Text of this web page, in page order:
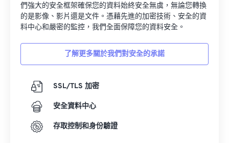
們強大的安全框架確保您的資料始終安全無虞，無論您轉換
的是影像、影片還是文件。憑藉先進的加密技術、安全的資
料中心和嚴密的監控，我們全面保障您的資料安全。
了解更多關於我們對安全的承諾
SSL/TLS 加密
安全資料中心
存取控制和身份驗證